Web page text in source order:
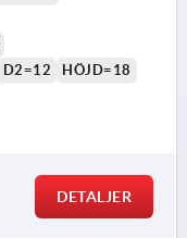
D2=12
HÖJD=18
DETALJER